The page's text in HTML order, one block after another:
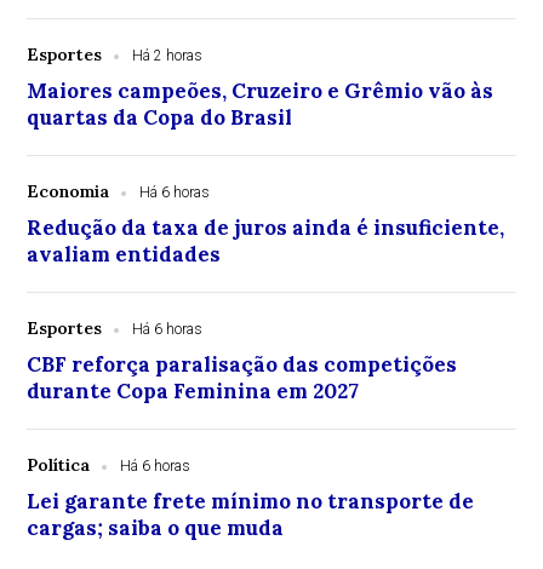
Esportes Há 2 horas
Maiores campeões, Cruzeiro e Grêmio vão às
quartas da Copa do Brasil
Economia Há 6 horas
Redução da taxa de juros ainda é insuficiente,
avaliam entidades
Esportes Há 6 horas
CBF reforça paralisação das competições
durante Copa Feminina em 2027
Política Há 6 horas
Lei garante frete mínimo no transporte de
cargas; saiba o que muda